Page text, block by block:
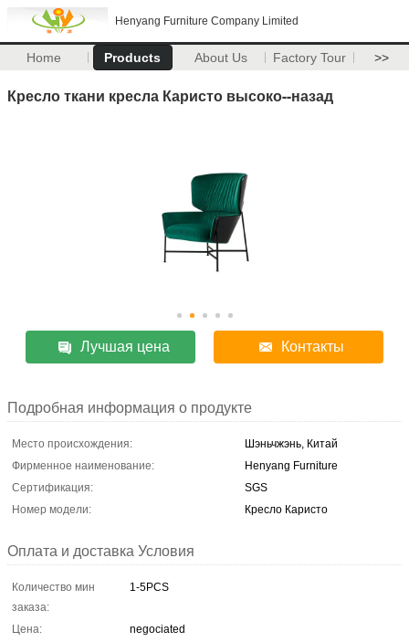
Henyang Furniture Company Limited
Home Products About Us Factory Tour >>
Кресло ткани кресла Каристо высоко--назад
Лучшая цена Контакты
Подробная информация о продукте
Место происхождения:
Шэньчжэнь, Китай
Фирменное наименование:
Henyang Furniture
Сертификация:
SGS
Номер модели:
Кресло Каристо
Оплата и доставка Условия
Количество мин
заказа:
1-5PCS
Цена:
negociated